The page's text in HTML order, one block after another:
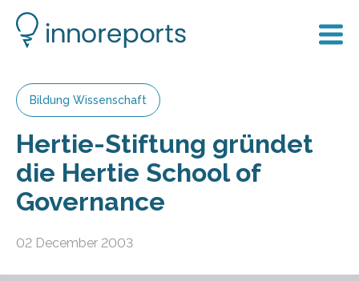
Bildung Wissenschaft
Hertie-Stiftung gründet
die Hertie School of
Governance
02 December 2003